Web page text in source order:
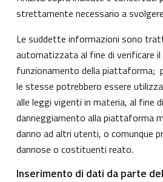
strettamente necessario a
Le suddette informazioni sono
automatizzata al fine di verificare
funzionamento della piattaforma;
le stesse potrebbero essere
alle leggi vigenti in materia, al fine
danneggiamento alla piattaforma
danno ad altri utenti, o comunque
dannose o costituenti reato.
Inserimento di dati da parte